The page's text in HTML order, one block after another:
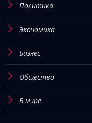
Политика
Экономика
Бизнес
Общество
В мире